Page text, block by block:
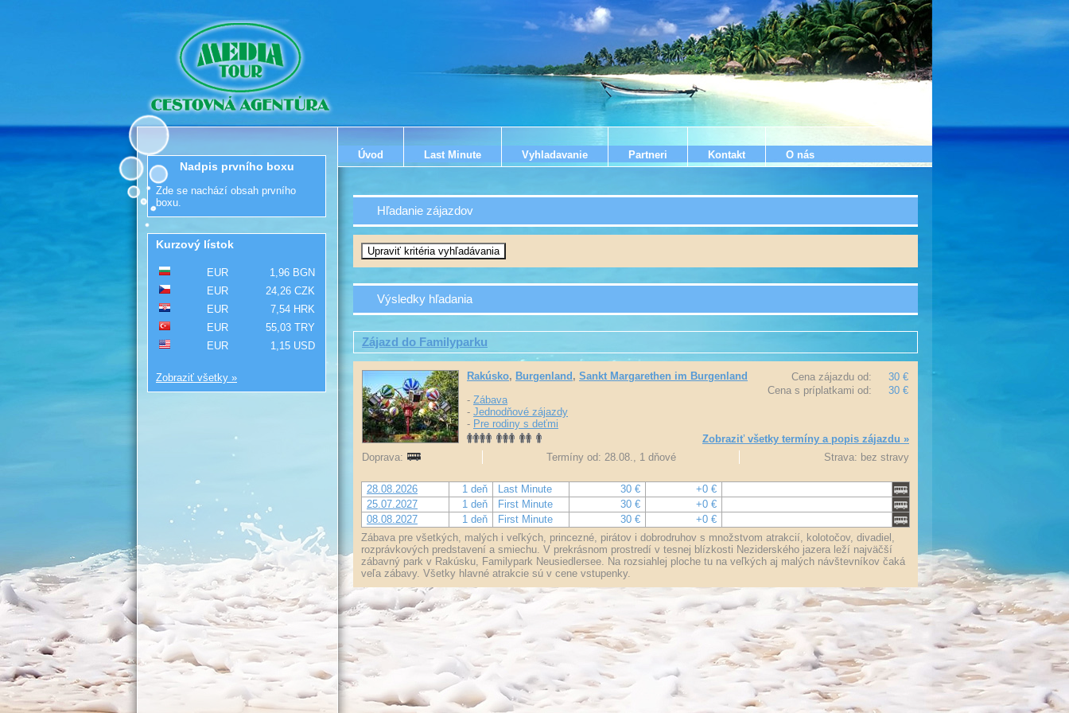
Úvod Last Minute Vyhladavanie Partneri Kontakt O nás
Hľadanie zájazdov
Výsledky hľadania
Zájazd do Familyparku
Cena zájazdu od:
30 €
Cena s príplatkami od:
30 €
Rakúsko, Burgenland , Sankt Margarethen im Burgenland
- Zábava
- Jednodňové zájazdy
- Pre rodiny s deťmi
Zobraziť všetky termíny a popis zájazdu »
Doprava:
Termíny od: 28.08., 1 dňové Strava: bez stravy
28.08.2026 1 deň Last Minute 30 €
+0 €
25.07.2027
1 deň First Minute 30 €
+0 €
08.08.2027
1 deň First Minute 30 €
+0 €
Zábava pre všetkých, malých i veľkých, princezné, pirátov i dobrodruhov s množstvom atrakcií, kolotočov, divadiel,
rozprávkových predstavení a smiechu. V prekrásnom prostredí v tesnej blízkosti Neziderského jazera leží najväčší
zábavný park v Rakúsku, Familypark Neusiedlersee. Na rozsiahlej ploche tu na veľkých aj malých návštevníkov čaká
veľa zábavy. Všetky hlavné atrakcie sú v cene vstupenky.
Nadpis prvního boxu
Zde se nachází obsah prvního
boxu.
Kurzový lístok
EUR
1,96 BGN
EUR
24,26 CZK
EUR
7,54 HRK
EUR
55,03 TRY
EUR
1,15 USD
Zobraziť všetky »